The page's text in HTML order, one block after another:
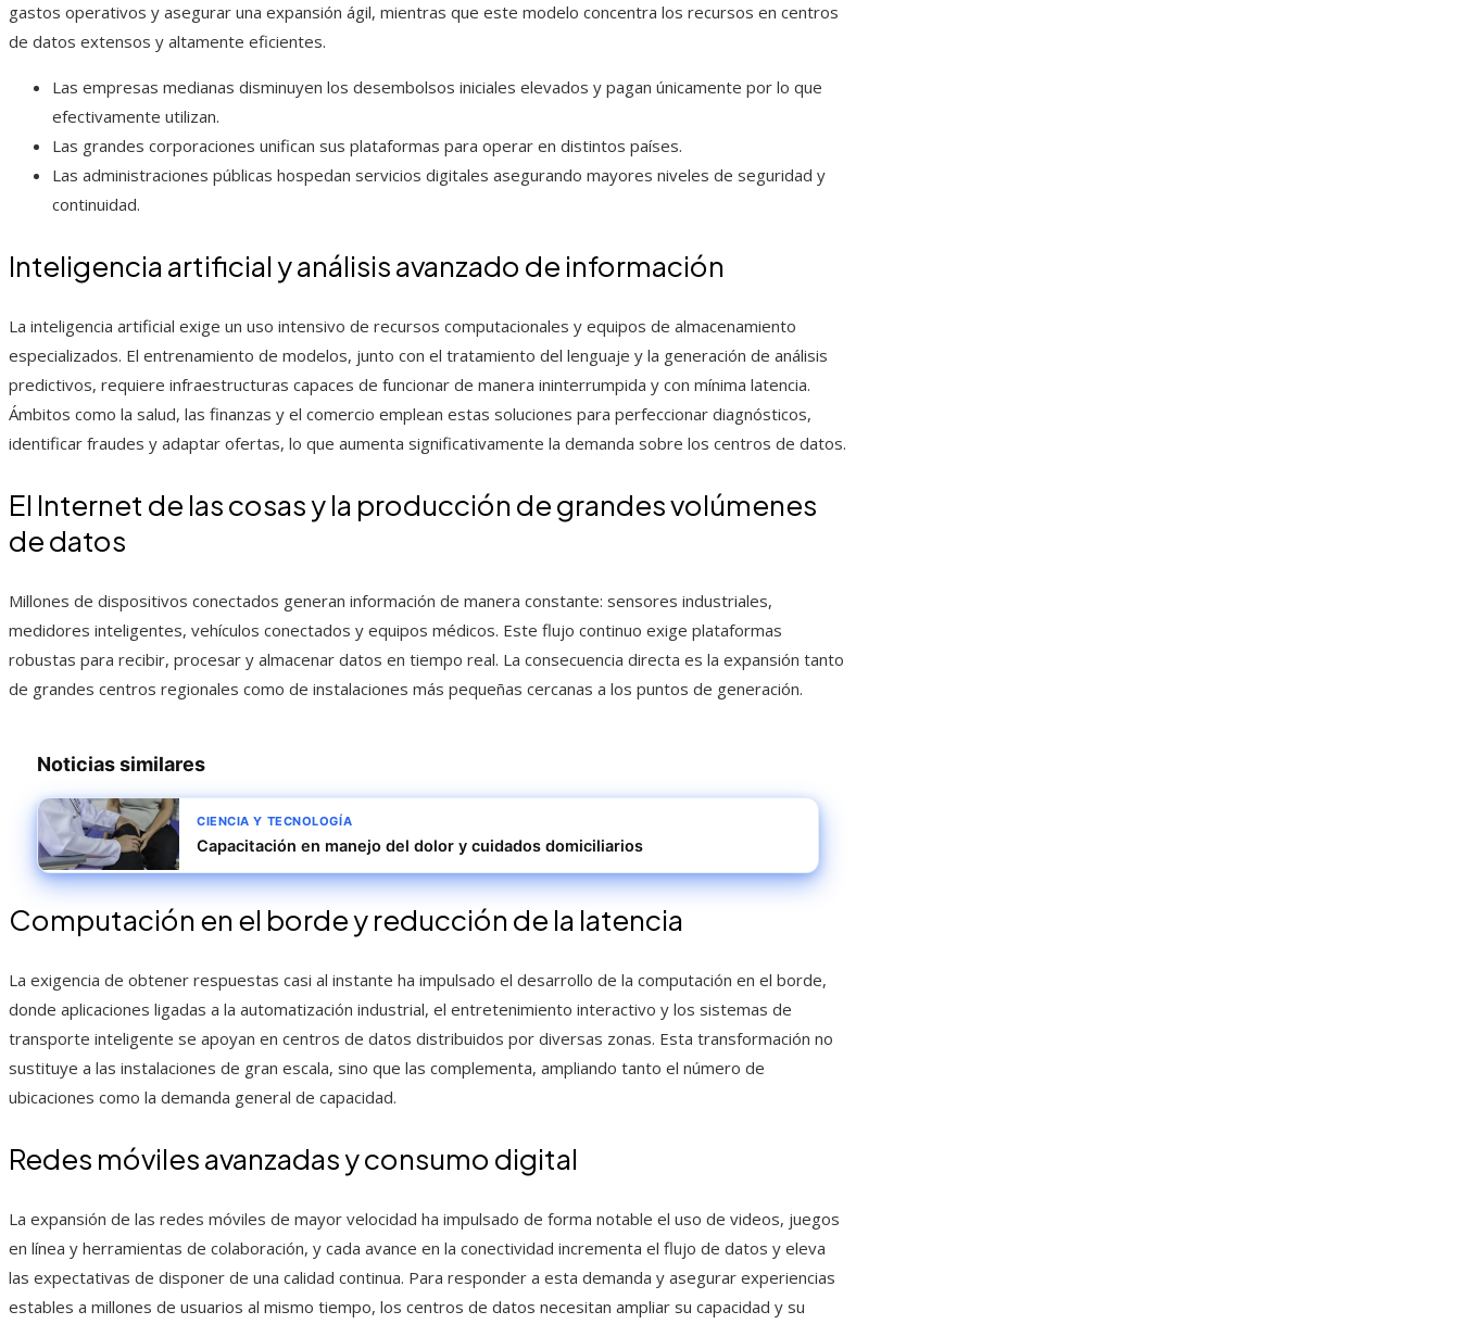
gastos operativos y asegurar una expansión ágil, mientras que este modelo concentra los recursos en centros
de datos extensos y altamente eficientes.
Las empresas medianas disminuyen los desembolsos iniciales elevados y pagan únicamente por lo que
efectivamente utilizan.
Las grandes corporaciones unifican sus plataformas para operar en distintos países.
Las administraciones públicas hospedan servicios digitales asegurando mayores niveles de seguridad y
continuidad.
Inteligencia artificial y análisis avanzado de información
La inteligencia artificial exige un uso intensivo de recursos computacionales y equipos de almacenamiento
especializados. El entrenamiento de modelos, junto con el tratamiento del lenguaje y la generación de análisis
predictivos, requiere infraestructuras capaces de funcionar de manera ininterrumpida y con mínima latencia.
Ámbitos como la salud, las finanzas y el comercio emplean estas soluciones para perfeccionar diagnósticos,
identificar fraudes y adaptar ofertas, lo que aumenta significativamente la demanda sobre los centros de datos.
El Internet de las cosas y la producción de grandes volúmenes
de datos
Millones de dispositivos conectados generan información de manera constante: sensores industriales,
medidores inteligentes, vehículos conectados y equipos médicos. Este flujo continuo exige plataformas
robustas para recibir, procesar y almacenar datos en tiempo real. La consecuencia directa es la expansión tanto
de grandes centros regionales como de instalaciones más pequeñas cercanas a los puntos de generación.
Noticias similares
CIENCIA Y TECNOLOGÍA
Capacitación en manejo del dolor y cuidados domiciliarios
Computación en el borde y reducción de la latencia
La exigencia de obtener respuestas casi al instante ha impulsado el desarrollo de la computación en el borde,
donde aplicaciones ligadas a la automatización industrial, el entretenimiento interactivo y los sistemas de
transporte inteligente se apoyan en centros de datos distribuidos por diversas zonas. Esta transformación no
sustituye a las instalaciones de gran escala, sino que las complementa, ampliando tanto el número de
ubicaciones como la demanda general de capacidad.
Redes móviles avanzadas y consumo digital
La expansión de las redes móviles de mayor velocidad ha impulsado de forma notable el uso de videos, juegos
en línea y herramientas de colaboración, y cada avance en la conectividad incrementa el flujo de datos y eleva
las expectativas de disponer de una calidad continua. Para responder a esta demanda y asegurar experiencias
estables a millones de usuarios al mismo tiempo, los centros de datos necesitan ampliar su capacidad y su